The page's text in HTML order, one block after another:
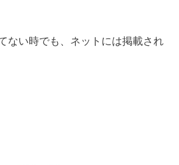
ない時でも、ネットには掲載され